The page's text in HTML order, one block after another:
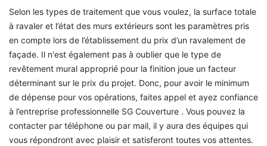
Selon les types de traitement que vous voulez, la surface totale
à ravaler et l’état des murs extérieurs sont les paramètres pris
en compte lors de l’établissement du prix d’un ravalement de
façade. Il n'est également pas à oublier que le type de
revêtement mural approprié pour la finition joue un facteur
déterminant sur le prix du projet. Donc, pour avoir le minimum
de dépense pour vos opérations, faites appel et ayez confiance
à l’entreprise professionnelle SG Couverture . Vous pouvez la
contacter par téléphone ou par mail, il y aura des équipes qui
vous répondront avec plaisir et satisferont toutes vos attentes.